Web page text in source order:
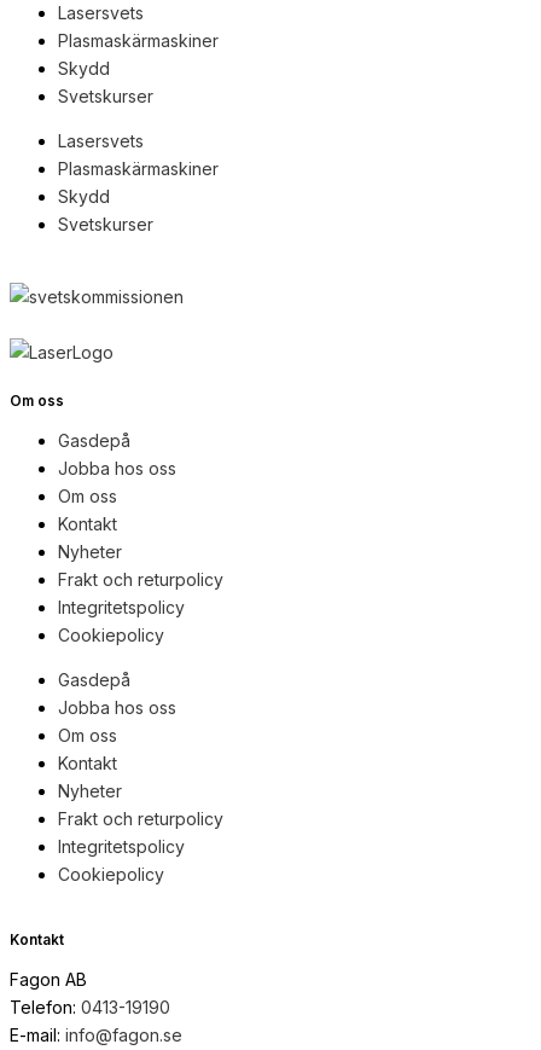
Lasersvets
Plasmaskärmaskiner
Skydd
Svetskurser
Lasersvets
Plasmaskärmaskiner
Skydd
Svetskurser
Om oss
Gasdepå
Jobba hos oss
Om oss
Kontakt
Nyheter
Frakt och returpolicy
Integritetspolicy
Cookiepolicy
Gasdepå
Jobba hos oss
Om oss
Kontakt
Nyheter
Frakt och returpolicy
Integritetspolicy
Cookiepolicy
Kontakt
Fagon AB
Telefon: 0413-19190
E-mail: info@fagon.se